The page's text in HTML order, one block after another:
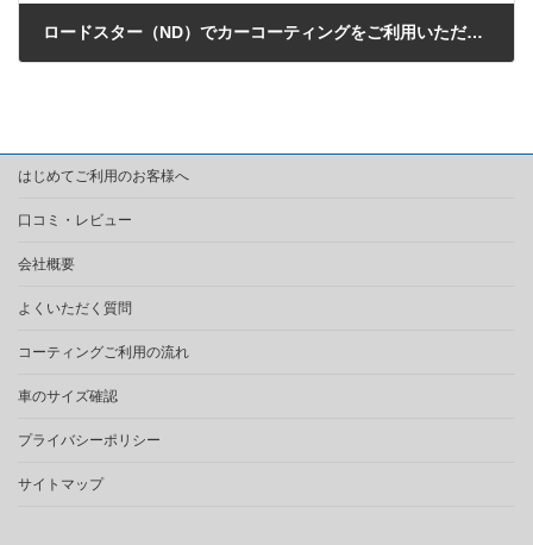
ロードスター（ND）でカーコーティングをご利用いただきました（川越市のK様）
はじめてご利用のお客様へ
口コミ・レビュー
会社概要
よくいただく質問
コーティングご利用の流れ
車のサイズ確認
プライバシーポリシー
サイトマップ